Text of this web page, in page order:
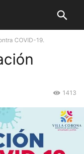
COVID-19.
1413